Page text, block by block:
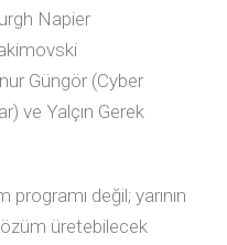
Napier
Güngör (Cyber
ve Yalçın Gerek
değil; yarının
üretebilecek